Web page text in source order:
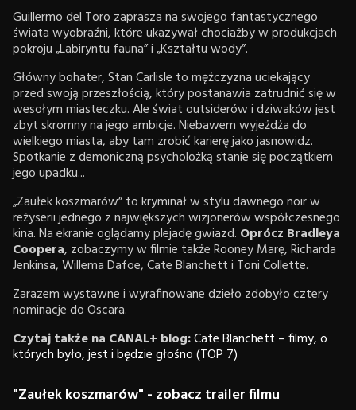
Guillermo del Toro zaprasza na swojego fantastycznego
świata wyobraźni, które ukazywał chociażby w produkcjach
pokroju „Labiryntu fauna” i „Kształtu wody”.
Główny bohater, Stan Carlisle to mężczyzna uciekający
przed swoją przeszłością, który postanawia zatrudnić się w
wesołym miasteczku. Ale świat outsiderów i dziwaków jest
zbyt skromny na jego ambicje. Niebawem wyjeżdża do
wielkiego miasta, aby tam zrobić karierę jako jasnowidz.
Spotkanie z demoniczną psycholożką stanie się początkiem
jego upadku...
„Zaułek koszmarów” to kryminał w stylu dawnego noir w
reżyserii jednego z największych wizjonerów współczesnego
kina. Na ekranie oglądamy plejadę gwiazd. Oprócz Bradleya
Coopera, zobaczymy w filmie także Rooney Marę, Richarda
Jenkinsa, Willema Dafoe, Cate Blanchett i Toni Collette.
Zarazem wystawne i wyrafinowane dzieło zdobyło cztery
nominacje do Oscara.
Czytaj także na CANAL+ blog:Cate Blanchett – filmy, o
których było, jest i będzie głośno (TOP 7)
"Zaułek koszmarów" - zobacz trailer filmu